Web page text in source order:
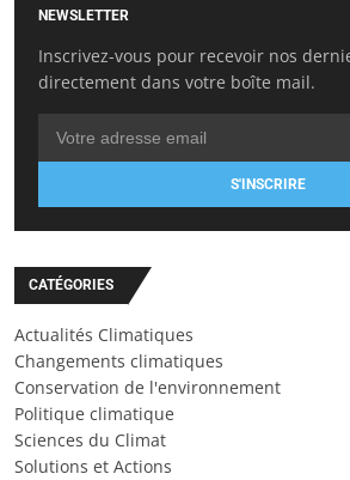
NEWSLETTER
Inscrivez-vous pour recevoir nos
directement dans votre boîte mail.
S'INSCRIRE
CATÉGORIES
Actualités Climatiques
Changements climatiques
Conservation de l'environnement
Politique climatique
Sciences du Climat
Solutions et Actions